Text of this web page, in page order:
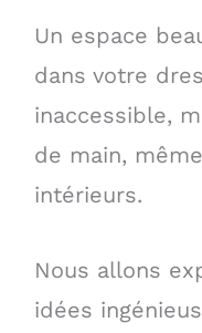
Un espace
dans votre
inaccessible,
de main,
intérieurs.
Nous allons
idées